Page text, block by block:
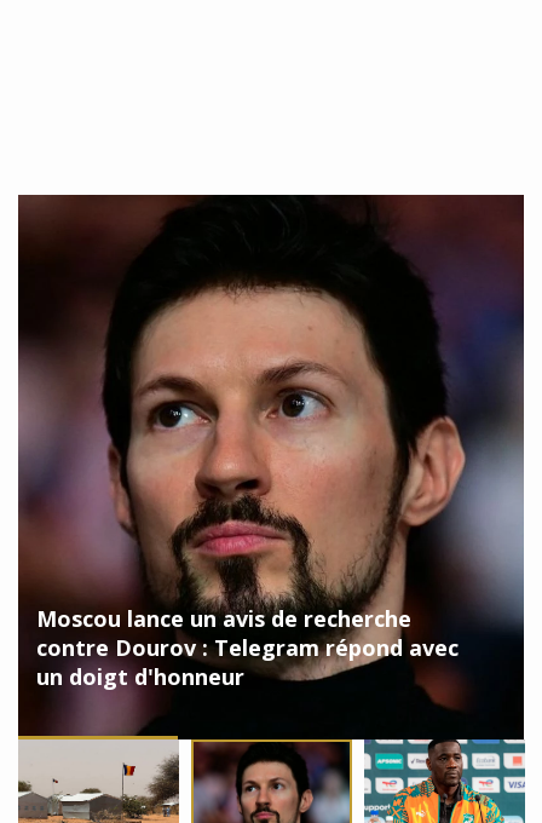
Moscou lance un avis de recherche
contre Dourov : Telegram répond avec
un doigt d'honneur